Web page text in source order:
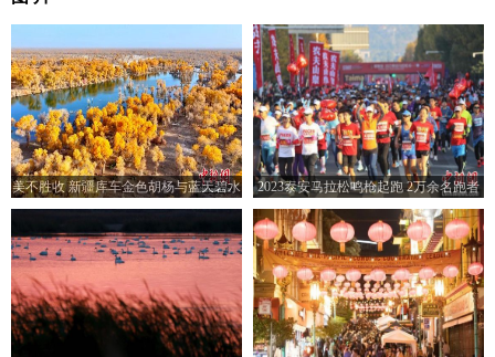
美不胜收 新疆库车金色胡杨与蓝天碧水
交相辉映
2023泰安马拉松鸣枪起跑 2万余名跑者
竞逐赛道